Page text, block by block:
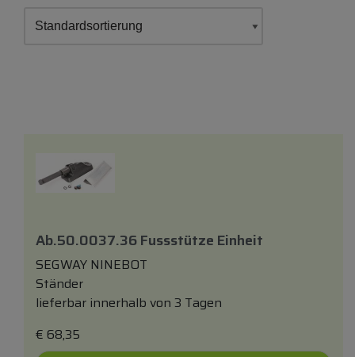
Ab.50.0037.36 Fussstütze Einheit
SEGWAY NINEBOT
Ständer
lieferbar innerhalb von 3 Tagen
€ 68,35